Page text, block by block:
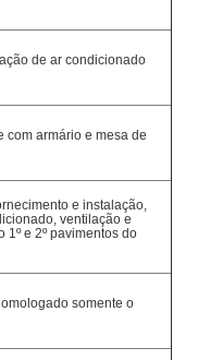
de ar condicionado
com armário e mesa de
e instalação,
ventilação e
1º e 2º pavimentos do
somente o